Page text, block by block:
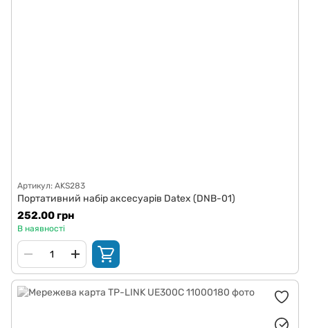
Артикул: AKS283
Портативний набір аксесуарів Datex (DNB-01)
252.00 грн
В наявності